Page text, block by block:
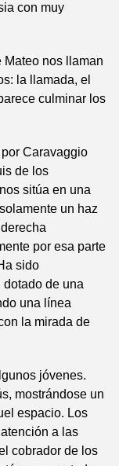
con muy
nos llaman
la llamada, el
culminar los
Caravaggio
de los
sitúa en una
un haz
por esa parte
sido
de una
una línea
la mirada de
jóvenes.
mostrándose un
espacio. Los
a las
cobrador de los